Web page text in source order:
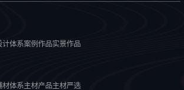
计体系案例作品实景作品
材体系主材产品主材严选